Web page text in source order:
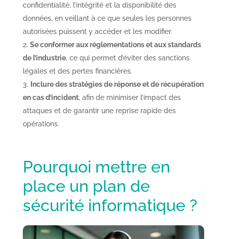
confidentialité, l’intégrité et la disponibilité des
données, en veillant à ce que seules les personnes
autorisées puissent y accéder et les modifier.
Se conformer aux réglementations et aux standards
de l’industrie, ce qui permet d’éviter des sanctions
légales et des pertes financières.
Inclure des stratégies de réponse et de récupération
en cas d’incident, afin de minimiser l’impact des
attaques et de garantir une reprise rapide des
opérations.
Pourquoi mettre en
place un plan de
sécurité informatique ?